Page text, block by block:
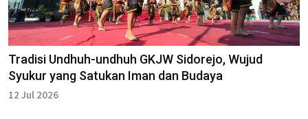
Tradisi Undhuh-undhuh GKJW Sidorejo, Wujud
Syukur yang Satukan Iman dan Budaya
12 Jul 2026